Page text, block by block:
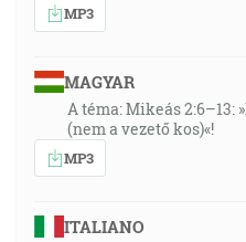
MP3
MAGYAR
A téma: Mikeás 2:6–13:
(nem a vezető kos)«!
MP3
ITALIANO